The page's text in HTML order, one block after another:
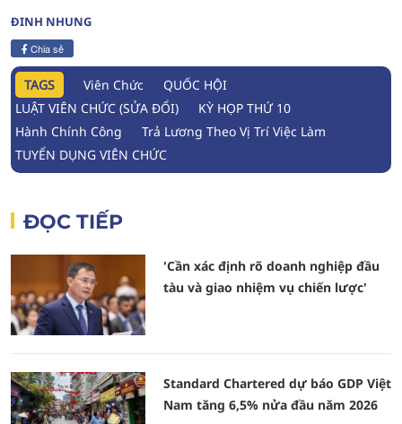
ĐINH NHUNG
Chia sẻ
TAGS Viên Chức
QUỐC HỘI
LUẬT VIÊN CHỨC (SỬA ĐỔI)
KỲ HỌP THỨ 10
Hành Chính Công
Trả Lương Theo Vị Trí Việc Làm
TUYỂN DỤNG VIÊN CHỨC
ĐỌC TIẾP
'Cần xác định rõ doanh nghiệp đầu
tàu và giao nhiệm vụ chiến lược'
Standard Chartered dự báo GDP Việt
Nam tăng 6,5% nửa đầu năm 2026